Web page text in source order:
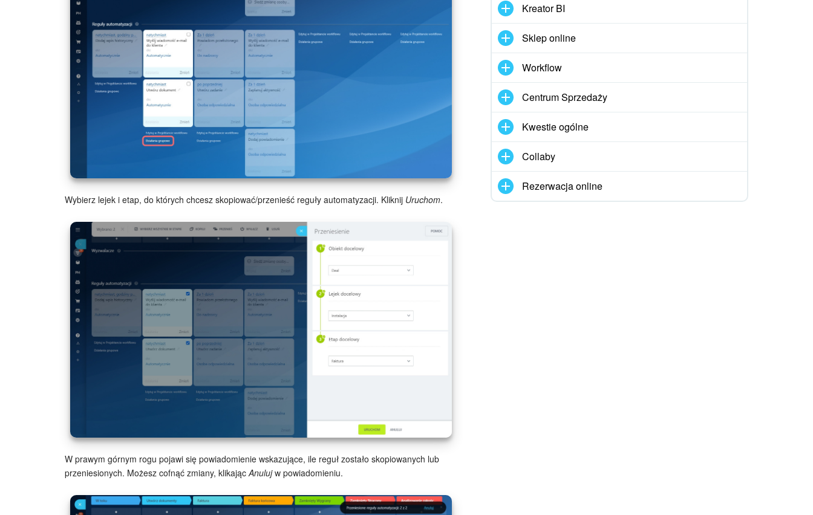
Wybierz lejek i etap, do których chcesz skopiować/przenieść reguły automatyzacji. Kliknij Uruchom.
W prawym górnym rogu pojawi się powiadomienie wskazujące, ile reguł zostało skopiowanych lub
przeniesionych. Możesz cofnąć zmiany, klikającAnulujw powiadomieniu.
Kreator BI
Sklep online
Workflow
Centrum Sprzedaży
Kwestie ogólne
Collaby
Rezerwacja online